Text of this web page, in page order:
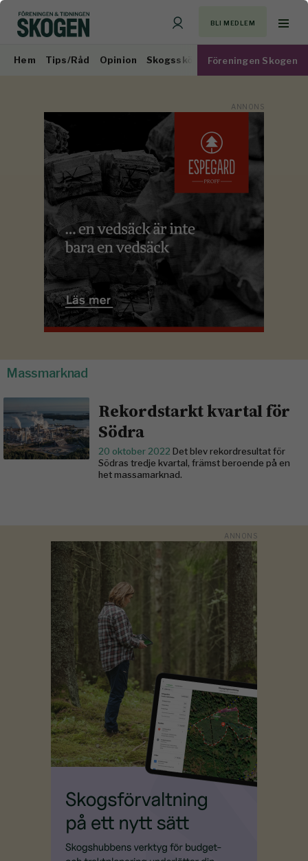
BLI MEDLEM
Hem Tips/Råd Opinion Skogsskötsel Virkesmarknad
Föreningen Skogen
Massmarknad
Rekordstarkt kvartal för
Södra
20 oktober 2022 Det blev rekordresultat för
Södras tredje kvartal, främst beroende på en
het massamarknad.